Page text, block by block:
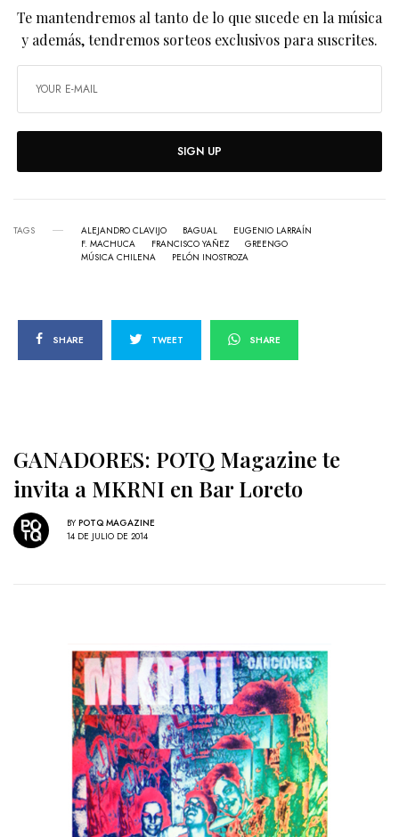
Te mantendremos al tanto de lo que sucede en la música
y además, tendremos sorteos exclusivos para suscrites.
SIGN UP
TAGS ALEJANDRO CLAVIJO BAGUAL
EUGENIO LARRAÍN
F. MACHUCA
FRANCISCO YAÑEZ
GREENGO
MÚSICA CHILENA
PELÓN INOSTROZA
SHARE TWEET SHARE
GANADORES: POTQ Magazine te
invita a MKRNI en Bar Loreto
BY POTQ MAGAZINE
14 DE JULIO DE 2014